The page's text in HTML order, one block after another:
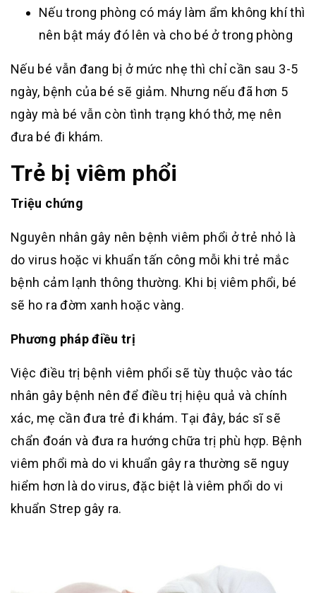
Nếu trong phòng có máy làm ẩm không khí thì
nên bật máy đó lên và cho bé ở trong phòng
Nếu bé vẫn đang bị ở mức nhẹ thì chỉ cần sau 3-5
ngày, bệnh của bé sẽ giảm. Nhưng nếu đã hơn 5
ngày mà bé vẫn còn tình trạng khó thở, mẹ nên
đưa bé đi khám.
Trẻ bị viêm phổi
Triệu chứng
Nguyên nhân gây nên bệnh viêm phổi ở trẻ nhỏ là
do virus hoặc vi khuẩn tấn công mỗi khi trẻ mắc
bệnh cảm lạnh thông thường. Khi bị viêm phổi, bé
sẽ ho ra đờm xanh hoặc vàng.
Phương pháp điều trị
Việc điều trị bệnh viêm phổi sẽ tùy thuộc vào tác
nhân gây bệnh nên để điều trị hiệu quả và chính
xác, mẹ cần đưa trẻ đi khám. Tại đây, bác sĩ sẽ
chẩn đoán và đưa ra hướng chữa trị phù hợp. Bệnh
viêm phổi mà do vi khuẩn gây ra thường sẽ nguy
hiểm hơn là do virus, đặc biệt là viêm phổi do vi
khuẩn Strep gây ra.